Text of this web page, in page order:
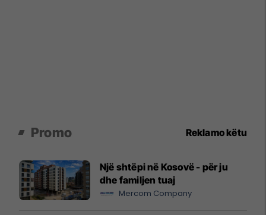
Promo Reklamo këtu
Një shtëpi në Kosovë - për ju
dhe familjen tuaj
Mercom Company